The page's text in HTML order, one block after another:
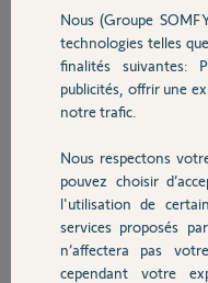
Sécurité
Domotique
Chauffage
Autres produits
Christian C.
il y a environ 3 ans
Réponses
Bonjour Christian,
Nous (Groupe
technologies telles
finalités suivantes:
publicités, offrir une
notre trafic.
Nous respectons
pouvez choisir
l'utilisation de
services proposés
n’affectera pas
cependant votre